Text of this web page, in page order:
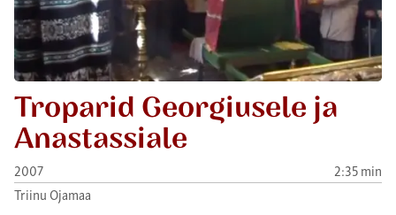
Troparid Georgiusele ja
Anastassiale
2007
2:35 min
Triinu Ojamaa